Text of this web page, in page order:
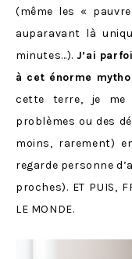
(même les «
auparavant là
minutes…). J’ai
à cet énorme
cette terre, je me
problèmes ou des
moins, rarement)
regarde personne
proches). ET PUIS,
LE MONDE.